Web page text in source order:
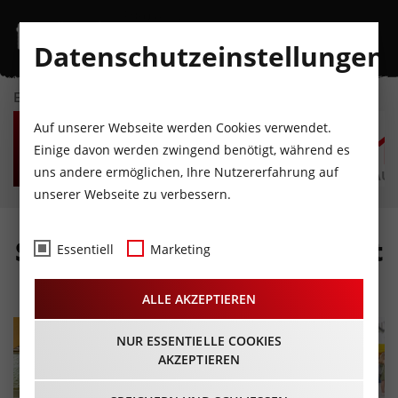
EVENTKALENDER
SA
8
AUGUST
SO
9
AUGUST
MO
10
AUGUST
DI
11
AUGUST
MI
12
AUGUST
St. Johanner Wochenmarkt
08.05. – 20.11.2026
Datenschutzeinstellungen
Auf unserer Webseite werden Cookies verwendet.
Einige davon werden zwingend benötigt, während es
uns andere ermöglichen, Ihre Nutzererfahrung auf
unserer Webseite zu verbessern.
Essentiell Marketing
ALLE AKZEPTIEREN
NUR ESSENTIELLE COOKIES
AKZEPTIEREN